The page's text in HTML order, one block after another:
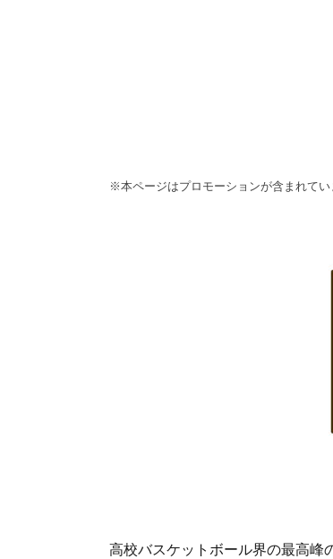
※本ページはプロモーションが含まれてい
高校バスケットボール界の最高峰